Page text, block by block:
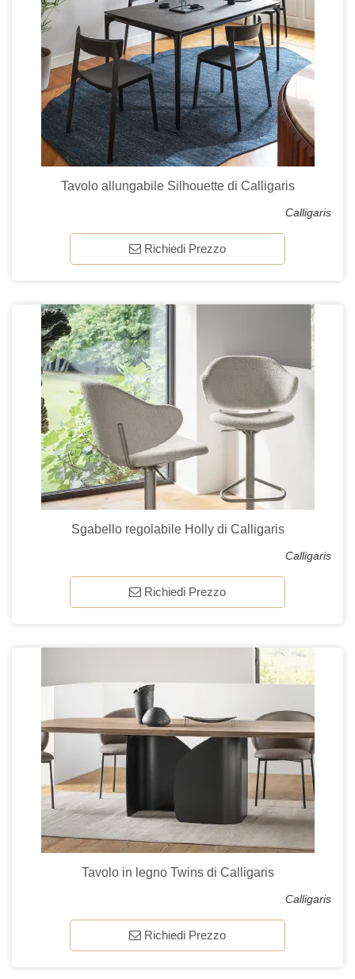
Tavolo allungabile Silhouette di Calligaris
Calligaris
Richiedi Prezzo
Sgabello regolabile Holly di Calligaris
Calligaris
Richiedi Prezzo
Tavolo in legno Twins di Calligaris
Calligaris
Richiedi Prezzo